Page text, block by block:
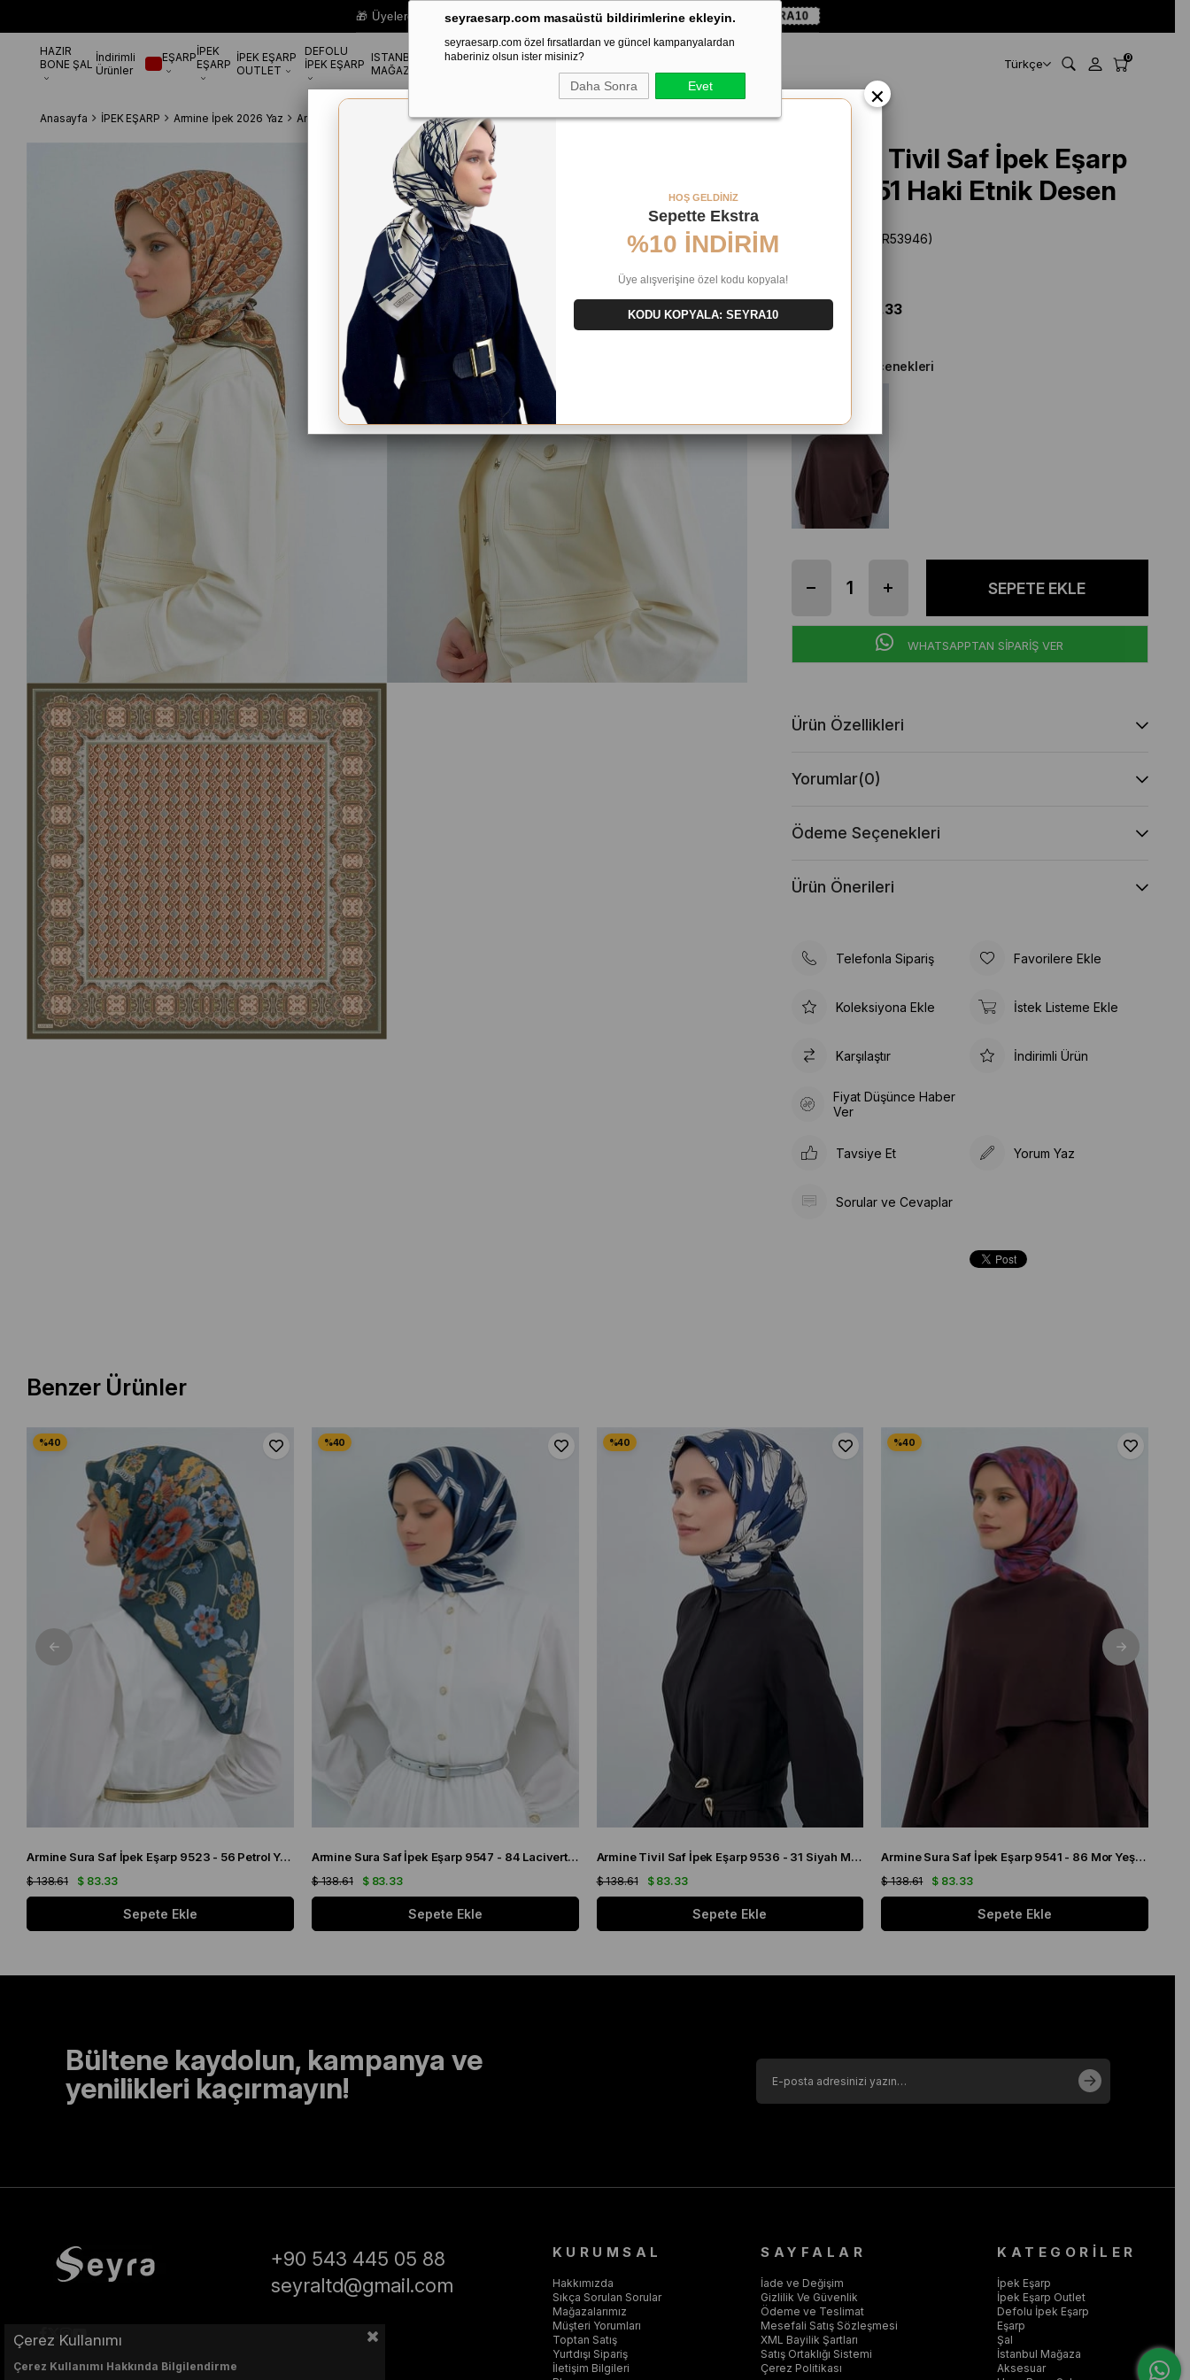
seyraesarp.com masaüstü bildirimlerine ekleyin.
seyraesarp.com özel fırsatlardan ve güncel kampanyalardan
haberiniz olsun ister misiniz?
Daha Sonra Evet
🎁 Üyelere Özel Sepette%10 EKSTRA İNDİRİM HEDİYE ÇEKİ! KOD: SEYRA10
HAZIR
BONE ŞAL İndirimli
Ürünler
EŞARPİPEK
EŞARP İPEK EŞARP
OUTLET
DEFOLU
İPEK EŞARP ISTANBUL
MAĞAZA
ŞALAKSESUAR Türkçe 0
Anasayfa İPEK EŞARP Armine İpek 2026 Yaz Armine Tivil Saf İpek Eşarp 9518 - 51 Haki Etnik Desen
Armine Tivil Saf İpek Eşarp
9518 - 51 Haki Etnik Desen
(SYR53946)
$ 83.33
Diğer Renk Seçenekleri
WHATSAPPTAN SİPARİŞ VER
Ürün Özellikleri
Yorumlar(0)
Ödeme Seçenekleri
Ürün Önerileri
Telefonla Sipariş Favorilere Ekle
Koleksiyona Ekle İstek Listeme Ekle
Karşılaştır İndirimli Ürün
Fiyat Düşünce Haber
Ver
Tavsiye Et Yorum Yaz
Sorular ve Cevaplar
Benzer Ürünler
Armine Sura Saf İpek Eşarp 9523 - 56 Petrol Yeşili Çiçek Desen
$ 83.33
$ 138.61
Sepete Ekle
Armine Sura Saf İpek Eşarp 9547 - 84 Lacivert Simetrik Desen
$ 83.33
$ 138.61
Sepete Ekle
Armine Tivil Saf İpek Eşarp 9536 - 31 Siyah Mavi Çiçek Desen
$ 83.33
$ 138.61
Sepete Ekle
Armine Sura Saf İpek Eşarp 9541 - 86 Mor Yeşil Logo Desen
$ 83.33
$ 138.61
Sepete Ekle
Bültene kaydolun, kampanya ve
yenilikleri kaçırmayın!
+90 543 445 05 88
seyraltd@gmail.com
KURUMSAL
Hakkımızda
Sıkça Sorulan Sorular
Mağazalarımız
Müşteri Yorumları
Toptan Satış
Yurtdışı Sipariş
İletişim Bilgileri
SAYFALAR
İade ve Değişim
Gizlilik Ve Güvenlik
Ödeme ve Teslimat
Mesefali Satış Sözleşmesi
XML Bayilik Şartları
Satış Ortaklığı Sistemi
Çerez Politikası
KATEGORİLER
İpek Eşarp
İpek Eşarp Outlet
Defolu İpek Eşarp
Eşarp
Şal
İstanbul Mağaza
Aksesuar
Çerez Kullanımı
Çerez Kullanımı Hakkında Bilgilendirme
×
HOŞ GELDİNİZ
Sepette Ekstra
%10 İNDİRİM
Üye alışverişine özel kodu kopyala!
KODU KOPYALA: SEYRA10